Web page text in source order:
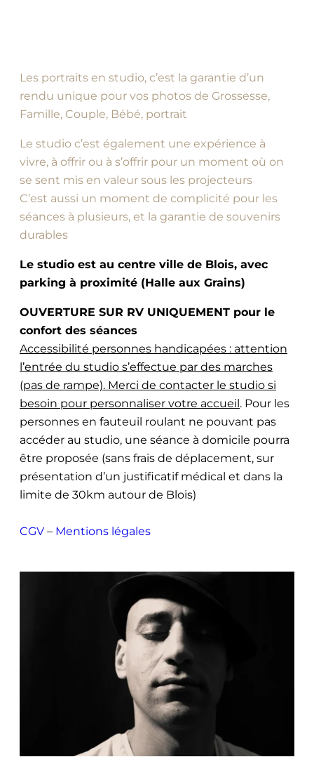
Les portraits en studio, c’est la garantie d’un
rendu unique pour vos photos de Grossesse,
Famille, Couple, Bébé, portrait
Le studio c’est également une expérience à
vivre, à offrir ou à s’offrir pour un moment où on
se sent mis en valeur sous les projecteurs
C’est aussi un moment de complicité pour les
séances à plusieurs, et la garantie de souvenirs
durables
Le studio est au centre ville de Blois, avec
parking à proximité (Halle aux Grains)
OUVERTURE SUR RV UNIQUEMENT pour le
confort des séances
Accessibilité personnes handicapées : attention
l’entrée du studio s’effectue par des marches
(pas de rampe). Merci de contacter le studio si
besoin pour personnaliser votre accueil. Pour les
personnes en fauteuil roulant ne pouvant pas
accéder au studio, une séance à domicile pourra
être proposée (sans frais de déplacement, sur
présentation d’un justificatif médical et dans la
limite de 30km autour de Blois)
CGV – Mentions légales